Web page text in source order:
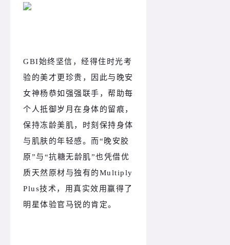
GBI始终坚信，经得住时光考
验的美才更珍贵，因此与晚安
女神杨恭如强强联手，帮助每
个人抵御岁月在身体的留痕，
保持冻龄美肌，时刻保持身体
与肌肤的年轻感。而“晚安胶
原”与“抗糖无龄肌”也凭借优
质天然原材与独有的Multiply
Plus技术，用真实效用赢得了
明星体验官马锐的肯定。